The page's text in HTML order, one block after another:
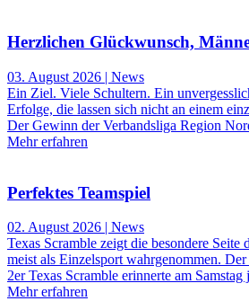
Herzlichen Glückwunsch,
03. August 2026 | News
Ein Ziel. Viele Schultern. Ein
Erfolge, die lassen sich nicht an einem
Der Gewinn der Verbandsliga Region
Mehr erfahren
Perfektes Teamspiel
02. August 2026 | News
Texas Scramble zeigt die besondere
meist als Einzelsport wahrgenommen.
2er Texas Scramble erinnerte am
Mehr erfahren